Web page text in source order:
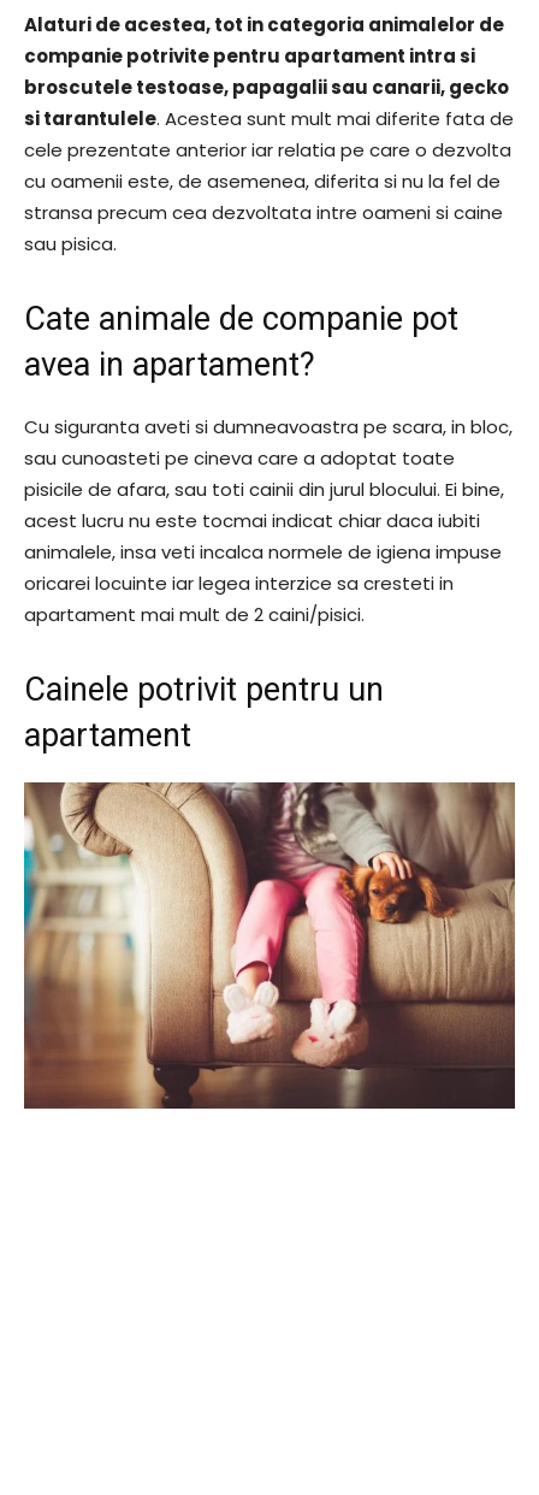
Alaturi de acestea, tot in categoria animalelor de
companie potrivite pentru apartament intra si
broscutele testoase, papagalii sau canarii, gecko
si tarantulele. Acestea sunt mult mai diferite fata de
cele prezentate anterior iar relatia pe care o dezvolta
cu oamenii este, de asemenea, diferita si nu la fel de
stransa precum cea dezvoltata intre oameni si caine
sau pisica.
Cate animale de companie pot
avea in apartament?
Cu siguranta aveti si dumneavoastra pe scara, in bloc,
sau cunoasteti pe cineva care a adoptat toate
pisicile de afara, sau toti cainii din jurul blocului. Ei bine,
acest lucru nu este tocmai indicat chiar daca iubiti
animalele, insa veti incalca normele de igiena impuse
oricarei locuinte iar legea interzice sa cresteti in
apartament mai mult de 2 caini/pisici.
Cainele potrivit pentru un
apartament